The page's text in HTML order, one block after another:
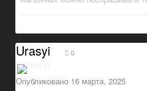
Urasyi 0
Опубликовано 16 марта, 2025